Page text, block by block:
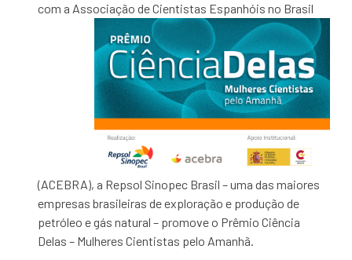
com a Associação deCientistas Espanhóis no Brasil
(ACEBRA), a Repsol Sinopec Brasil – uma das maiores
empresas brasileiras de exploração e produção de
petróleo e gás natural – promove o Prêmio Ciência
Delas – Mulheres Cientistas pelo Amanhã.